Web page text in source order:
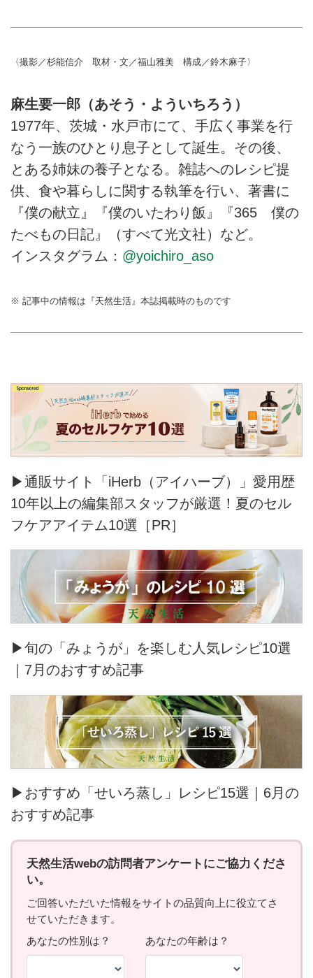
族です。料理家・麻生要一郎さん
る仲間たちについて聞きました。
（『天然生活』2024年9月号掲
載）
〈撮影／杉能信介 取材・文／福山雅美 構成／鈴木麻子〉
麻生要一郎（あそう・よういちろう）
1977年、茨城・水戸市にて、手広く事業を行
なう一族のひとり息子として誕生。その後、
とある姉妹の養子となる。雑誌へのレシピ提
供、食や暮らしに関する執筆を行い、著書に
『僕の献立』『僕のいたわり飯』『365 僕の
たべもの日記』（すべて光文社）など。
インスタグラム： @yoichiro_aso
※ 記事中の情報は『天然生活』本誌掲載時のものです
▶通販サイト「iHerb（アイハーブ）」愛用歴
10年以上の編集部スタッフが厳選！夏のセル
フケアアイテム10選［PR］
▶旬の「みょうが」を楽しむ人気レシピ10選
｜7月のおすすめ記事
▶おすすめ「せいろ蒸し」レシピ15選｜6月の
おすすめ記事